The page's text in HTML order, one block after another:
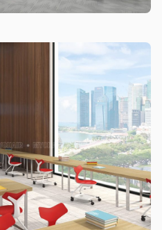
giao hàng, nhận hàng, Quý
thu.
gian 3 ngày kể từ ngày nhận
đáp vui lòng liên hệ MyChair
Zalo)